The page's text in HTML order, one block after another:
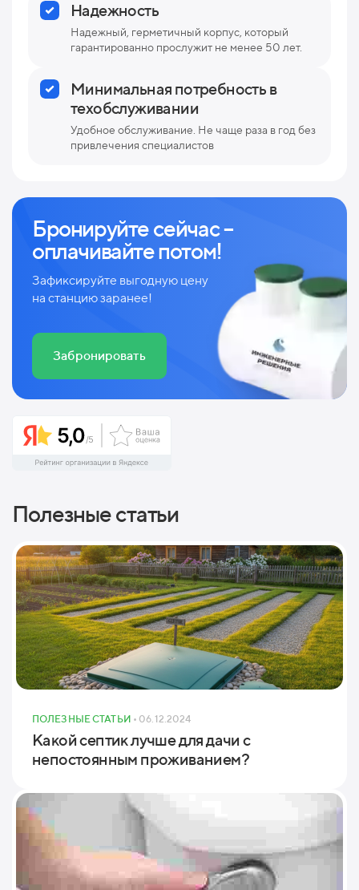
Надежность
Надежный, герметичный корпус, который
гарантированно прослужит не менее 50 лет.
Минимальная потребность в
техобслуживании
Удобное обслуживание. Не чаще раза в год без
привлечения специалистов
Бронируйте сейчас –
оплачивайте потом!
Зафиксируйте выгодную цену
на станцию заранее!
Забронировать
Полезные статьи
ПОЛЕЗНЫЕ СТАТЬИ • 06.12.2024
Какой септик лучше для дачи с
непостоянным проживанием?